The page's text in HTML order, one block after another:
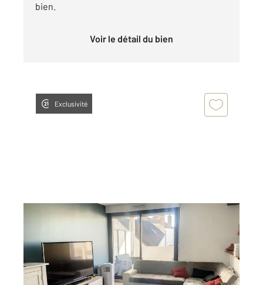
bien.
Voir le détail du bien
Exclusivité
AUXERRE 89
, 3 pièces
Ref : 20411
Appartement F3 à louer